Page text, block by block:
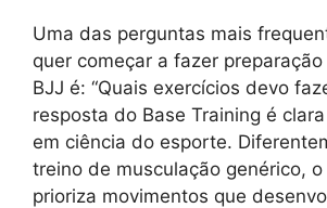
Uma das perguntas mais
quer começar a fazer
BJJ é: “Quais exercícios devo
resposta do Base Training é
em ciência do esporte.
treino de musculação genérico, o
prioriza movimentos que